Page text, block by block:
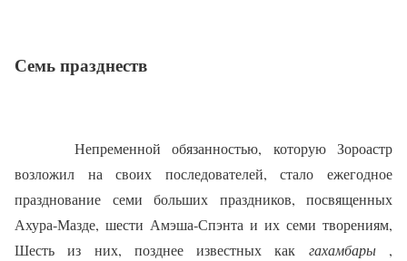
Семь празднеств
Непременной обязанностью, которую Зороастр
возложил на своих последователей, стало ежегодное
празднование семи больших праздников, посвященных
Ахура‑Мазде, шести Амэша‑Спэнта и их семи творениям,
Шесть из них, позднее известных как гахамбары,